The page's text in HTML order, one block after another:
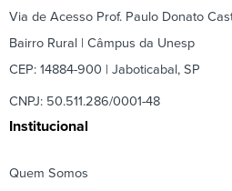
Via de Acesso Prof. Paulo Donato
Bairro Rural | Câmpus da Unesp
CEP: 14884-900 | Jaboticabal, SP
CNPJ: 50.511.286/0001-48
Institucional
Quem Somos